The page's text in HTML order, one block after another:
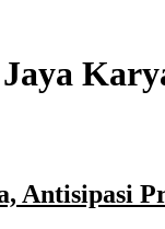
Antisipasi